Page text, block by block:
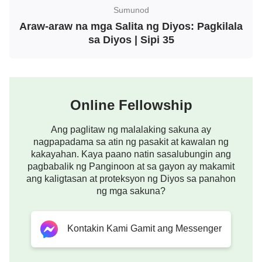
Anuman ang kapanahunan, anuman ang yugto ng
pag-unlad ng sangkatauhan, ang saloobin ng Diyos
ay hindi nagbabago: Kinamumuhian Niya ang
Kanyang mga mata. Itong malinaw na saloobin ng
Dahil iisa lamang ang matuwid na tao sa loob ng
lungsod, hindi na nag-atubili pa ang Diyos. Ang
katapusang resulta ay ang hindi maiiwasang
pagkawasak ng Sodoma. Ano ang nakikita ninyo
rito? Sa kapanahunang iyon, hindi wawasakin ng
Diyos ang isang lungsod kung mayroong
limampung matuwid sa loob nito, at hindi rin kung
may sampu, na nangangahulugan na ang Diyos ay
magpapasya na magpatawad at magiging
Sumunod
Araw-araw na mga Salita ng Diyos: Pagkilala
sa Diyos | Sipi 35
Online Fellowship
Ang paglitaw ng malalaking sakuna ay
nagpapadama sa atin ng pasakit at kawalan ng
kakayahan. Kaya paano natin sasalubungin ang
pagbabalik ng Panginoon at sa gayon ay makamit
ang kaligtasan at proteksyon ng Diyos sa panahon
ng mga sakuna?
Kontakin Kami Gamit ang Messenger